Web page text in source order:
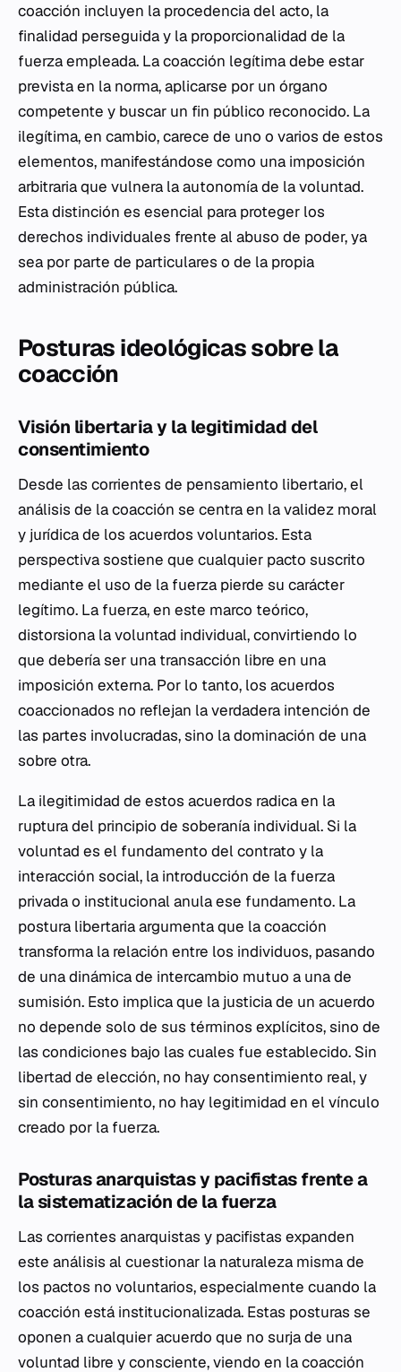
coacción incluyen la procedencia del acto, la
finalidad perseguida y la proporcionalidad de la
fuerza empleada. La coacción legítima debe estar
prevista en la norma, aplicarse por un órgano
competente y buscar un fin público reconocido. La
ilegítima, en cambio, carece de uno o varios de estos
elementos, manifestándose como una imposición
arbitraria que vulnera la autonomía de la voluntad.
Esta distinción es esencial para proteger los
derechos individuales frente al abuso de poder, ya
sea por parte de particulares o de la propia
administración pública.
Posturas ideológicas sobre la
coacción
Visión libertaria y la legitimidad del
consentimiento
Desde las corrientes de pensamiento libertario, el
análisis de la coacción se centra en la validez moral
y jurídica de los acuerdos voluntarios. Esta
perspectiva sostiene que cualquier pacto suscrito
mediante el uso de la fuerza pierde su carácter
legítimo. La fuerza, en este marco teórico,
distorsiona la voluntad individual, convirtiendo lo
que debería ser una transacción libre en una
imposición externa. Por lo tanto, los acuerdos
coaccionados no reflejan la verdadera intención de
las partes involucradas, sino la dominación de una
sobre otra.
La ilegitimidad de estos acuerdos radica en la
ruptura del principio de soberanía individual. Si la
voluntad es el fundamento del contrato y la
interacción social, la introducción de la fuerza
privada o institucional anula ese fundamento. La
postura libertaria argumenta que la coacción
transforma la relación entre los individuos, pasando
de una dinámica de intercambio mutuo a una de
sumisión. Esto implica que la justicia de un acuerdo
no depende solo de sus términos explícitos, sino de
las condiciones bajo las cuales fue establecido. Sin
libertad de elección, no hay consentimiento real, y
sin consentimiento, no hay legitimidad en el vínculo
creado por la fuerza.
Posturas anarquistas y pacifistas frente a
la sistematización de la fuerza
Las corrientes anarquistas y pacifistas expanden
este análisis al cuestionar la naturaleza misma de
los pactos no voluntarios, especialmente cuando la
coacción está institucionalizada. Estas posturas se
oponen a cualquier acuerdo que no surja de una
voluntad libre y consciente, viendo en la coacción